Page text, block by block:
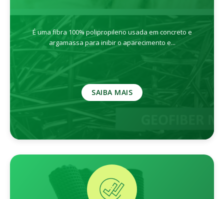
É uma fibra 100% polipropileno usada em concreto e
argamassa para inibir o aparecimento e...
SAIBA MAIS